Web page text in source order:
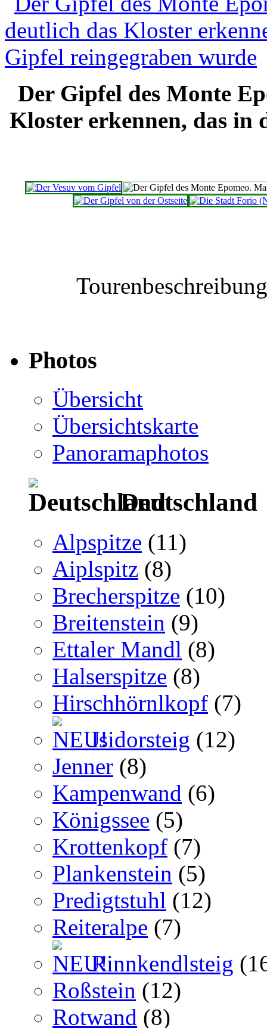
Der Gipfel des Monte
Kloster erkennen, das in
Photos
Übersicht
Übersichtskarte
Panoramaphotos
Deutschland
Alpspitze (11)
Aiplspitz (8)
Brecherspitze (10)
Breitenstein (9)
Ettaler Mandl (8)
Halserspitze (8)
Hirschhörnlkopf (7)
Isidorsteig (12)
Jenner (8)
Kampenwand (6)
Königssee (5)
Krottenkopf (7)
Plankenstein (5)
Predigtstuhl (12)
Reiteralpe (7)
Rinnkendlsteig
Roßstein (12)
Rotwand (8)